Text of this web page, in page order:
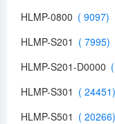
HLMP-0800
HLMP-S201
HLMP-S201-D0000
HLMP-S301
HLMP-S501